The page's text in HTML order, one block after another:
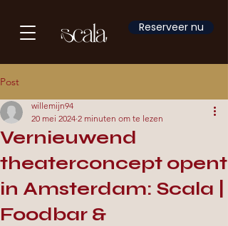
Reserveer nu
Post
Vernieuwend
theaterconcept opent
in Amsterdam: Scala |
Foodbar &
willemijn94
20 mei 2024 2 minuten om te lezen